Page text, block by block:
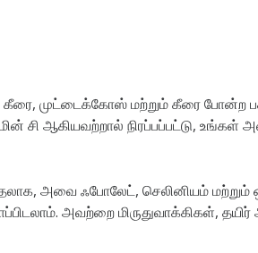
கீரை, முட்டைக்கோஸ் மற்றும் கீரை
ஆகியவற்றால் நிரப்பப்பட்டு, உங்கள்
அவை ஃபோலேட், செலினியம்
அவற்றை மிருதுவாக்கிகள்,